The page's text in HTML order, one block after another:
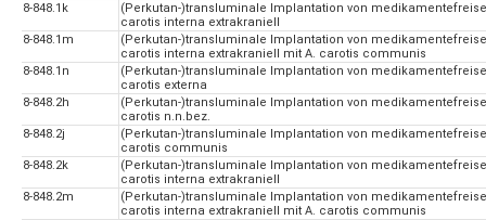
8-848.1k
(Perkutan-)transluminale Implantation von
carotis interna extrakraniell
8-848.1m
(Perkutan-)transluminale Implantation von
carotis interna extrakraniell mit A. carotis communis
8-848.1n
(Perkutan-)transluminale Implantation von
carotis externa
8-848.2h
(Perkutan-)transluminale Implantation von
carotis n.n.bez.
8-848.2j
(Perkutan-)transluminale Implantation von
carotis communis
8-848.2k
(Perkutan-)transluminale Implantation von
carotis interna extrakraniell
8-848.2m
(Perkutan-)transluminale Implantation von
carotis interna extrakraniell mit A. carotis communis